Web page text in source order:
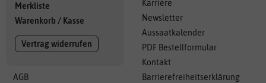
Merkliste
Warenkorb / Kasse
Vertrag widerrufen
AGB
Karriere
Newsletter
Aussaatkalender
PDF Bestellformular
Kontakt
Barrierefreiheitserklärung